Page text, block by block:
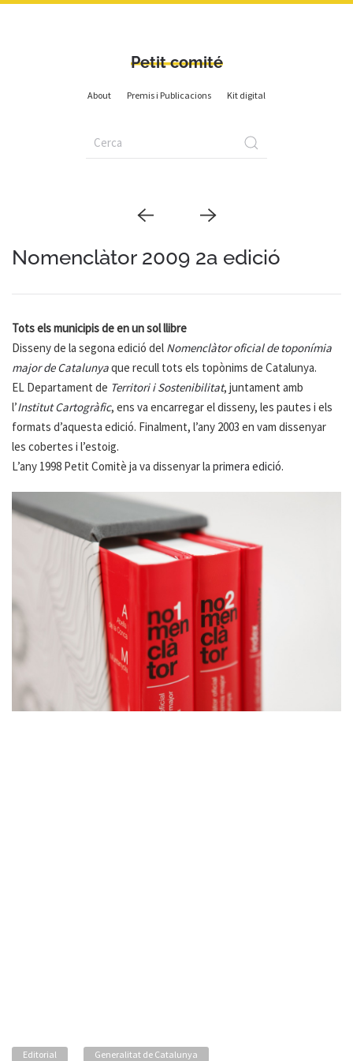
Petit comité
About Premis i Publicacions Kit digital
Nomenclàtor 2009 2a edició
Tots els municipis de en un sol llibre
Disseny de la segona edició del Nomenclàtor oficial de toponímia
major de Catalunyaque recull tots els topònims de Catalunya.
EL Departament de Territori i Sostenibilitat, juntament amb
l’Institut Cartogràfic, ens va encarregar el disseny, les pautes i els
formats d’aquesta edició. Finalment, l’any 2003 en vam dissenyar
les cobertes i l’estoig.
L’any 1998 Petit Comitè ja va dissenyar la primera edició.
Editorial Generalitat de Catalunya